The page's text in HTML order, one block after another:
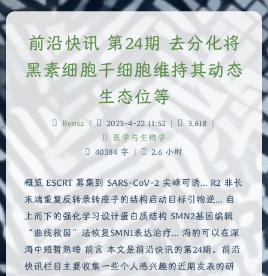
前沿快讯 第24期 去分化将
黑素细胞干细胞维持其动态
生态位等
Bensz | 2023-4-22 11:52 | 3,618 |
医学与生物学
40384 字 | 2.6 小时
概览 ESCRT 募集到 SARS-CoV-2 尖峰可诱... R2 非长
末端重复反转录转座子的结构启动目标引物逆... 自
上而下的强化学习设计蛋白质结构 SMN2基因编辑
“曲线救国”法恢复SMN1表达治疗... 海豹可以在深
海中短暂熟睡 前言 本文是前沿快讯的第24期。前沿
快讯栏目主要收集一些个人感兴趣的近期发表的研